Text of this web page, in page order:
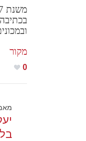
מקור
0